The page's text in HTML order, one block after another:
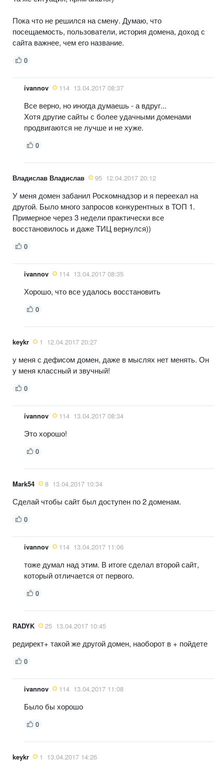
Пока что не решился на смену. Думаю, что
посещаемость, пользователи, история домена, доход с
сайта важнее, чем его название.
0
ivannov 114 13.04.2017 08:37
Все верно, но иногда думаешь - а вдруг...
Хотя другие сайты с более удачными доменами
продвигаются не лучше и не хуже.
0
Владислав Владислав 95 12.04.2017 20:12
У меня домен забанил Роскомнадзор и я переехал на
другой. Было много запросов конкурентных в ТОП 1.
Примерное через 3 недели практически все
восстановилось и даже ТИЦ вернулся))
0
ivannov 114 13.04.2017 08:35
Хорошо, что все удалось восстановить
0
keykr 1 12.04.2017 20:27
у меня с дефисом домен, даже в мыслях нет менять. Он
у меня классный и звучный!
0
ivannov 114 13.04.2017 08:34
Это хорошо!
0
Mark54 8 13.04.2017 10:34
Сделай чтобы сайт был доступен по 2 доменам.
0
ivannov 114 13.04.2017 11:06
тоже думал над этим. В итоге сделал второй сайт,
который отличается от первого.
0
RADYK 25 13.04.2017 10:45
редирект+ такой же другой домен, наоборот в + пойдете
0
ivannov 114 13.04.2017 11:08
Было бы хорошо
0
keykr 1 13.04.2017 14:26